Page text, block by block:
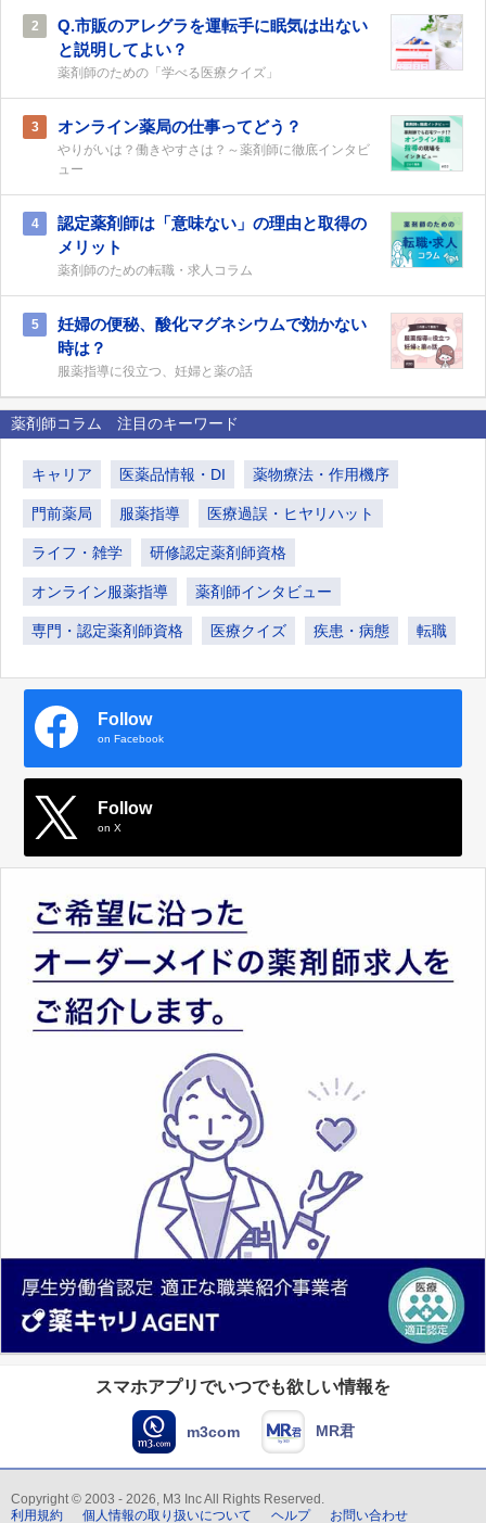
2
Q.市販のアレグラを運転手に眠気は出ない
と説明してよい？
薬剤師のための「学べる医療クイズ」
3 オンライン薬局の仕事ってどう？
やりがいは？働きやすさは？～薬剤師に徹底インタビ
ュー
4
認定薬剤師は「意味ない」の理由と取得の
メリット
薬剤師のための転職・求人コラム
5
妊婦の便秘、酸化マグネシウムで効かない
時は？
服薬指導に役立つ、妊婦と薬の話
薬剤師コラム 注目のキーワード
キャリア 医薬品情報・DI 薬物療法・作用機序
門前薬局 服薬指導 医療過誤・ヒヤリハット
ライフ・雑学 研修認定薬剤師資格
オンライン服薬指導 薬剤師インタビュー
専門・認定薬剤師資格 医療クイズ 疾患・病態 転職
Follow
on Facebook
Follow
on X
スマホアプリでいつでも欲しい情報を
m3com MR君
Copyright © 2003 - 2026, M3 Inc All Rights Reserved.
利用規約
個人情報の取り扱いについて ヘルプ お問い合わせ